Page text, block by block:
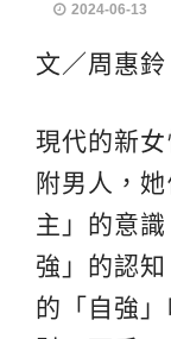
2024-06-13
文／周惠鈴
現代的新
附男人，
主」的意
強」的認
的「自強